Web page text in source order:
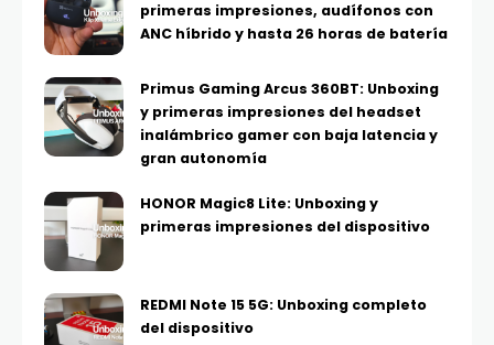
primeras impresiones, audífonos con
ANC híbrido y hasta 26 horas de batería
Primus Gaming Arcus 360BT: Unboxing
y primeras impresiones del headset
inalámbrico gamer con baja latencia y
gran autonomía
HONOR Magic8 Lite: Unboxing y
primeras impresiones del dispositivo
REDMI Note 15 5G: Unboxing completo
del dispositivo